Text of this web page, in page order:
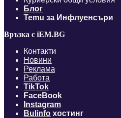
Блог
Temu за Инфлуенсъри
Връзка с iEM.BG
Контакти
Новини
Реклама
Работа
TikTok
FaceBook
Instagram
Bulinfo хостинг